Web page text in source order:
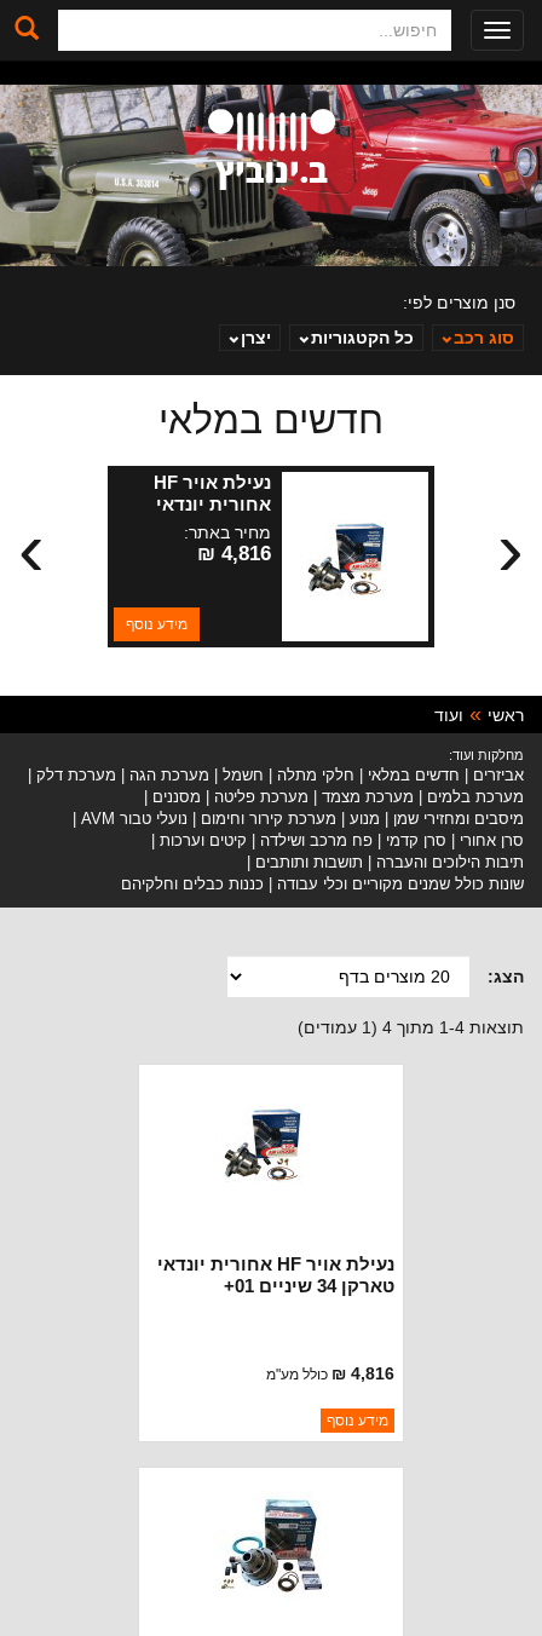
Toggle
navigation
ב. ינוביץ
סנן מוצרים לפי:
סוג רכב
כל הקטגוריות יצרן
חדשים במלאי
נעילת אויר HF
אחורית יונדאי
טארקן 34 שיניים
01+
מחיר באתר:
4,816 ₪
מידע נוסף
› ‹
ראשי ועוד
מחלקות ועוד:
אביזרים חדשים במלאי חלקי מתלה חשמל מערכת הגה
מערכת דלק
מערכת בלמים
מערכת מצמד מערכת פליטה
מסננים
מיסבים ומחזירי שמן
מנוע מערכת קירור וחימום
נועלי טבור AVM
סרן אחורי
סרן קדמי פח מרכב ושילדה
קיטים וערכות
תיבות הילוכים והעברה
תושבות ותותבים
שונות כולל שמנים מקוריים וכלי עבודה
כננות כבלים וחלקיהם
הצג:
תוצאות 1-4 מתוך 4 (1 עמודים)
נעילת אויר HF אחורית יונדאי
טארקן 34 שיניים 01+
4,816 ₪ כולל מע"מ
ברקוד: RD156
יצרן:HF DIFFERENTIAL
מידע נוסף